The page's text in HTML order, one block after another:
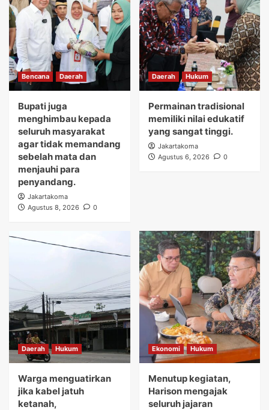
Bencana Daerah
Bupati juga
menghimbau kepada
seluruh masyarakat
agar tidak memandang
sebelah mata dan
menjauhi para
penyandang.
Jakartakoma
Agustus 8, 2026
0
Daerah Hukum
Permainan tradisional
memiliki nilai edukatif
yang sangat tinggi.
Jakartakoma
Agustus 6, 2026
0
Daerah Hukum
Warga menguatirkan
jika kabel jatuh
ketanah,
Ekonomi Hukum
Menutup kegiatan,
Harison mengajak
seluruh jajaran